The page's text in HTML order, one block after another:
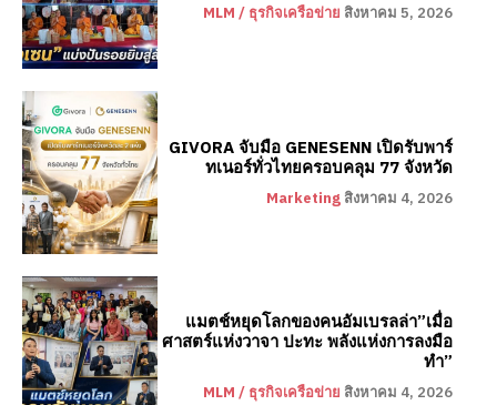
MLM / ธุรกิจเครือข่าย สิงหาคม 5, 2026
GIVORA จับมือ GENESENN เปิดรับพาร์
ทเนอร์ทั่วไทยครอบคลุม 77 จังหวัด
Marketing สิงหาคม 4, 2026
แมตช์หยุดโลกของคนอัมเบรลล่า”เมื่อ
ศาสตร์แห่งวาจา ปะทะ พลังแห่งการลงมือ
ทำ”
MLM / ธุรกิจเครือข่าย สิงหาคม 4, 2026